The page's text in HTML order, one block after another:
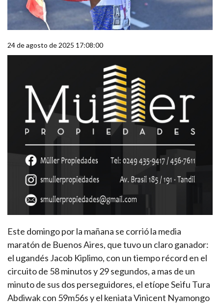
24 de agosto de 2025 17:08:00
Este domingo por la mañana se corrió la media
maratón de Buenos Aires, que tuvo un claro ganador:
el ugandés Jacob Kiplimo, con un tiempo récord en el
circuito de 58 minutos y 29 segundos, a mas de un
minuto de sus dos perseguidores, el etíope Seifu Tura
Abdiwak con 59m56s y el keniata Vinicent Nyamongo